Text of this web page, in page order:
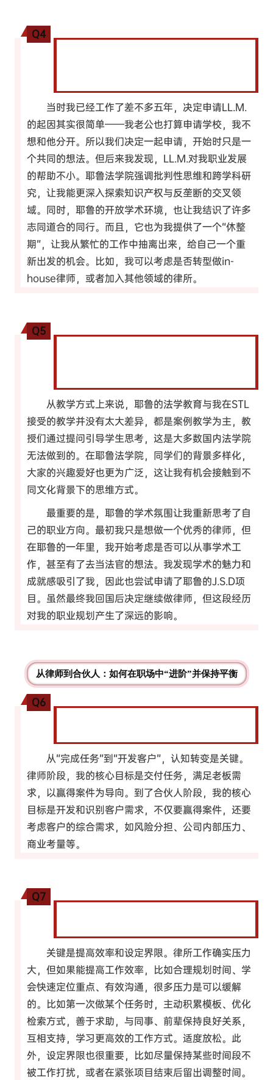
Q4
当时我已经工作了差不多五年，决定申请LL.M.
的起因其实很简单——我老公也打算申请学校，我不
想和他分开。所以我们决定一起申请，开始时只是一
个共同的想法。但后来我发现，LL.M.对我职业发展
的帮助不小。耶鲁法学院强调批判性思维和跨学科研
究，让我能更深入探索知识产权与反垄断的交叉领
域。同时，耶鲁的开放学术环境，也让我结识了许多
志同道合的同行。而且，它也为我提供了一个“休整
期”，让我从繁忙的工作中抽离出来，给自己一个重
新出发的机会。比如，我可以考虑是否转型做in-
house律师，或者加入其他领域的律所。
Q5
从教学方式上来说，耶鲁的法学教育与我在STL
接受的教学并没有太大差异，都是案例教学为主，教
授们通过提问引导学生思考，这是大多数国内法学院
无法做到的。在耶鲁法学院，同学们的背景多样化，
大家的兴趣爱好也更为广泛，这让我有机会接触到不
同文化背景下的思维方式。
最重要的是，耶鲁的学术氛围让我重新思考了自
己的职业方向。最初我只是想做一个优秀的律师，但
在耶鲁的一年里，我开始考虑是否可以从事学术工
作，甚至有了去当法官的想法。我发现学术的魅力和
成就感吸引了我，因此也尝试申请了耶鲁的J.S.D项
目。虽然最终我回国后决定继续做律师，但这段经历
对我的职业规划产生了深远的影响。
从律师到合伙人：如何在职场中“进阶”并保持平衡
Q6
从“完成任务”到“开发客户”，认知转变是关键。
律师阶段，我的核心目标是交付任务，满足老板需
求，以赢得案件为导向。到了合伙人阶段，我的核心
目标是开发和识别客户需求，不仅要赢得案件，还要
考虑客户的综合需求，如风险分担、公司内部压力、
商业考量等。
Q7
关键是提高效率和设定界限。律所工作确实压力
大，但如果能提高工作效率，比如合理规划时间、学
会快速定位重点、有效沟通，很多压力是可以缓解
的。比如第一次做某个任务时，主动积累模板、优化
检索方式，善于求助，与同事、前辈保持良好关系，
互相支持，学习更高效的工作方式。适度放松。此
外，设定界限也很重要，比如尽量保持某些时间段不
被工作打扰，或者在紧张项目结束后留出调整时间。